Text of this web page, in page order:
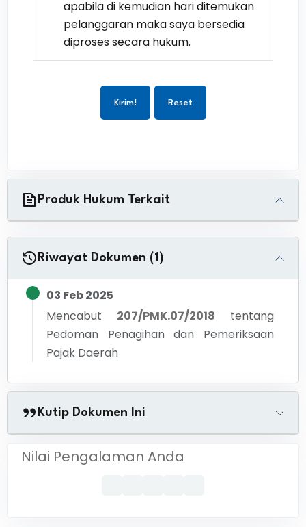
apabila di kemudian hari ditemukan
pelanggaran maka saya bersedia
diproses secara hukum.
Kirim! Reset
Produk Hukum Terkait
Riwayat Dokumen (1)
03 Feb 2025
Mencabut
207/PMK.07/2018
tentang
Pedoman Penagihan dan Pemeriksaan
Pajak Daerah
Kutip Dokumen Ini
Nilai Pengalaman Anda